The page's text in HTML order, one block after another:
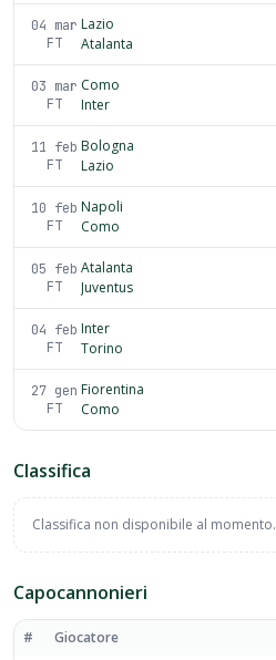
04 mar
FT
Lazio
Atalanta
03 mar
FT
Como
Inter
11 feb
FT
Bologna
Lazio
10 feb
FT
Napoli
Como
05 feb
FT
Atalanta
Juventus
04 feb
FT
Inter
Torino
27 gen
FT
Fiorentina
Como
Classifica
Classifica non disponibile al momento.
Capocannonieri
# Giocatore